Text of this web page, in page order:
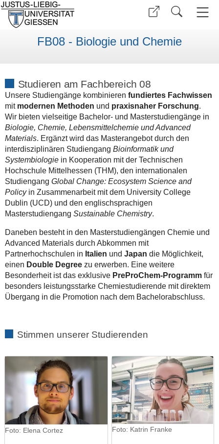
FB08 - Biologie und Chemie
Studieren am Fachbereich 08
Unsere Studiengänge kombinieren fundiertes Fachwissen
mit modernen Methoden und praxisnaher Forschung.
Wir bieten vielseitige Bachelor- und Masterstudiengänge in
Biologie, Chemie, Lebensmittelchemie und Advanced
Materials. Ergänzt wird das Masterangebot durch den
interdisziplinären Studiengang Bioinformatik und
Systembiologiein Kooperation mit der Technischen
Hochschule Mittelhessen (THM), den internationalen
Studiengang Global Change: Ecosystem Science and
Policy in Zusammenarbeit mit dem University College
Dublin (UCD) und den englischsprachigen
Masterstudiengang Sustainable Chemistry.
Daneben besteht in den Masterstudiengängen Chemie und
Advanced Materials durch Abkommen mit
Partnerhochschulen in Italien und Japan die Möglichkeit,
einen Double Degreezu erwerben. Eine weitere
Besonderheit ist das exklusive PreProChem-Programmfür
besonders leistungsstarke Chemiestudierende mit direktem
Übergang in die Promotion nach dem Bachelorabschluss.
Stimmen unserer Studierenden
Foto: Elena Cortez Foto: Katrin Franke